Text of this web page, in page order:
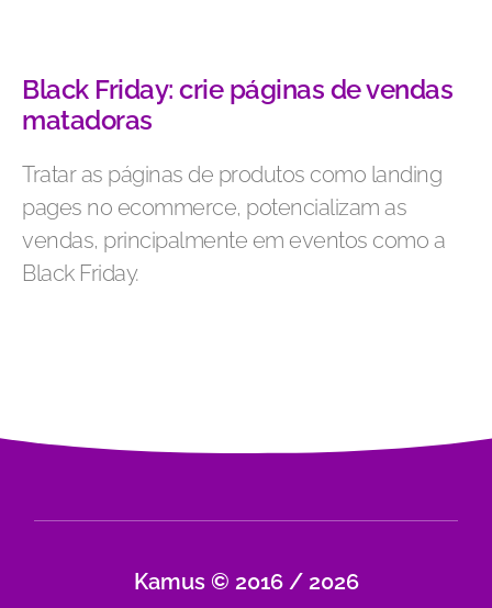
Black Friday: crie páginas de vendas
matadoras
Tratar as páginas de produtos como landing
pages no ecommerce, potencializam as
vendas, principalmente em eventos como a
Black Friday.
Kamus © 2016 / 2026